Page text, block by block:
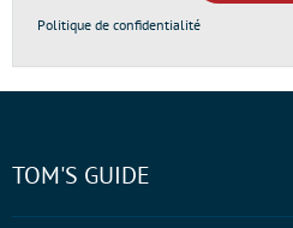
Politique de confidentialité
TOM'S GUIDE